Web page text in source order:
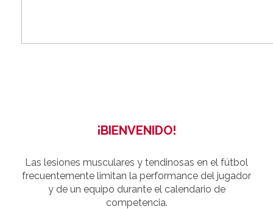
¡BIENVENIDO!
Las lesiones musculares y tendinosas en el fútbol
frecuentemente limitan la performance del jugador
y de un equipo durante el calendario de
competencia.